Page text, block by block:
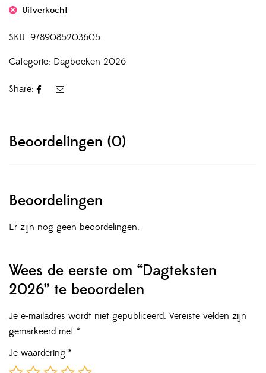
Uitverkocht
SKU: 9789085203605
Categorie: Dagboeken 2026
Share:
Beoordelingen (0)
Beoordelingen
Er zijn nog geen beoordelingen.
Wees de eerste om “Dagteksten
2026” te beoordelen
Je e-mailadres wordt niet gepubliceerd. Vereiste velden zijn
gemarkeerd met *
Je waardering *